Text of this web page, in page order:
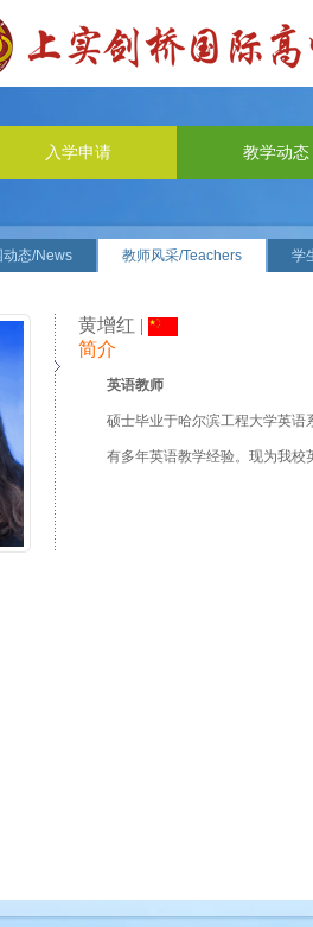
入学申请 教学动态
动态/News 教师风采/Teachers 学
黄增红 |
简介
英语教师
硕士毕业于哈尔滨工程大学英语
有多年英语教学经验。现为我校